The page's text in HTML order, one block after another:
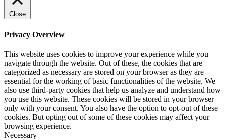
Close
Privacy Overview
This website uses cookies to improve your experience while you
navigate through the website. Out of these, the cookies that are
categorized as necessary are stored on your browser as they are
essential for the working of basic functionalities of the website. We
also use third-party cookies that help us analyze and understand how
you use this website. These cookies will be stored in your browser
only with your consent. You also have the option to opt-out of these
cookies. But opting out of some of these cookies may affect your
browsing experience.
Necessary